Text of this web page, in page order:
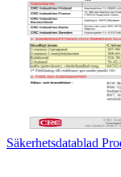
Säkerhetsdatablad